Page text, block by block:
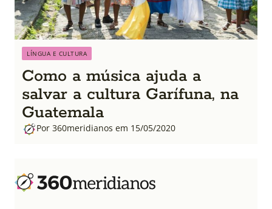
LÍNGUA E CULTURA
Como a música ajuda a
salvar a cultura Garífuna, na
Guatemala
Por 360meridianos em 15/05/2020